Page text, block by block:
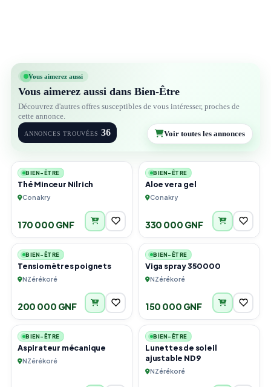
Vous aimerez aussi
Vous aimerez aussi dans Bien-Être
Découvrez d'autres offres susceptibles de vous intéresser, proches de
cette annonce.
ANNONCES TROUVÉES 36 Voir toutes les annonces
BIEN-ÊTRE
Thé Minceur Nilrich
Conakry
170 000 GNF
BIEN-ÊTRE
Aloe vera gel
Conakry
330 000 GNF
2
BIEN-ÊTRE
Tensiomètres poignets
NZérékoré
200 000 GNF
4
BIEN-ÊTRE
Viga spray 350000
NZérékoré
150 000 GNF
3
BIEN-ÊTRE
Aspirateur mécanique
NZérékoré
2
BIEN-ÊTRE
Lunettes de soleil
ajustable ND9
NZérékoré